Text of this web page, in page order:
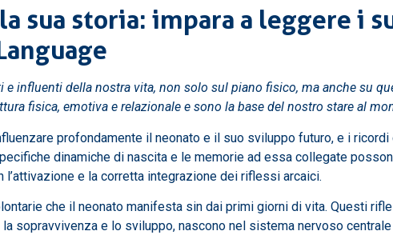
sua storia: impara a leggere i
influenti della nostra vita, non solo sul piano fisico, ma anche su
fisica, emotiva e relazionale e sono la base del nostro stare al
profondamente il neonato e il suo sviluppo futuro, e i
dinamiche di nascita e le memorie ad essa collegate
e la corretta integrazione dei riflessi arcaici.
che il neonato manifesta sin dai primi giorni di vita. Questi
sopravvivenza e lo sviluppo, nascono nel sistema nervoso